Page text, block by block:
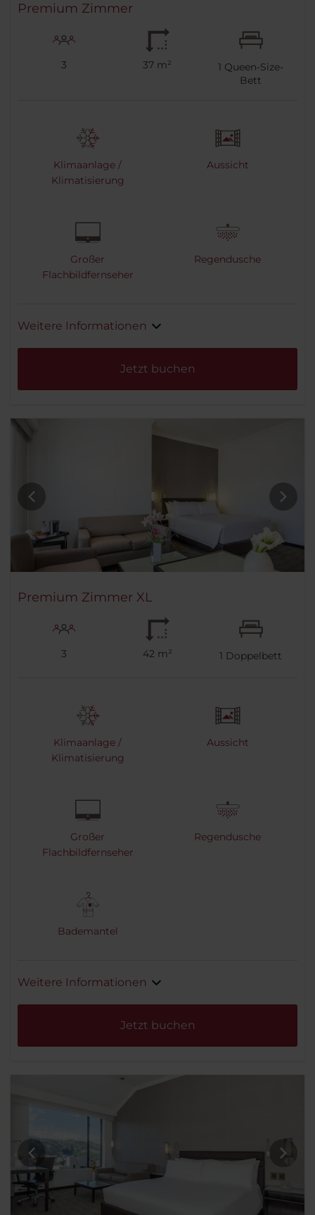
Premium Zimmer
3 37 m² 1 Queen-Size-
Bett
Klimaanlage /
Klimatisierung
Aussicht
Großer
Flachbildfernseher
Regendusche
Weitere Informationen
Jetzt buchen
Premium Zimmer XL
3 42 m² 1 Doppelbett
Klimaanlage /
Klimatisierung
Aussicht
Großer
Flachbildfernseher
Regendusche
Bademantel
Weitere Informationen
Jetzt buchen